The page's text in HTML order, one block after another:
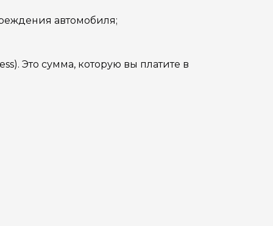
автомобиля;
Это сумма, которую вы платите в